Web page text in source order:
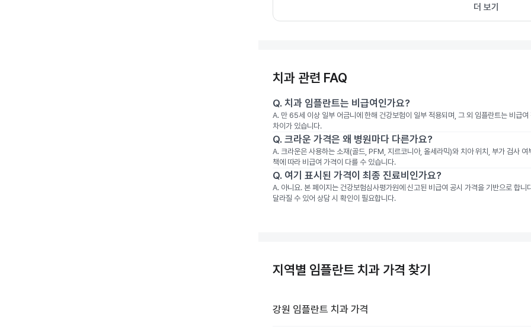
더 보기
치과 관련 FAQ
Q. 치과 임플란트는 비급여인가요?
A. 만 65세 이상 일부 어금니에 한해 건강보험이 일부 적용되며, 그 외 임플란트는 비급
차이가 있습니다.
Q. 크라운 가격은 왜 병원마다 다른가요?
A. 크라운은 사용하는 소재(골드, PFM, 지르코니아, 올세라믹)와 치아 위치, 부가 검사
책에 따라 비급여 가격이 다를 수 있습니다.
Q. 여기 표시된 가격이 최종 진료비인가요?
A. 아니요. 본 페이지는 건강보험심사평가원에 신고된 비급여 공시 가격을 기반으로 합
달라질 수 있어 상담 시 확인이 필요합니다.
지역별 임플란트 치과 가격 찾기
강원 임플란트 치과 가격